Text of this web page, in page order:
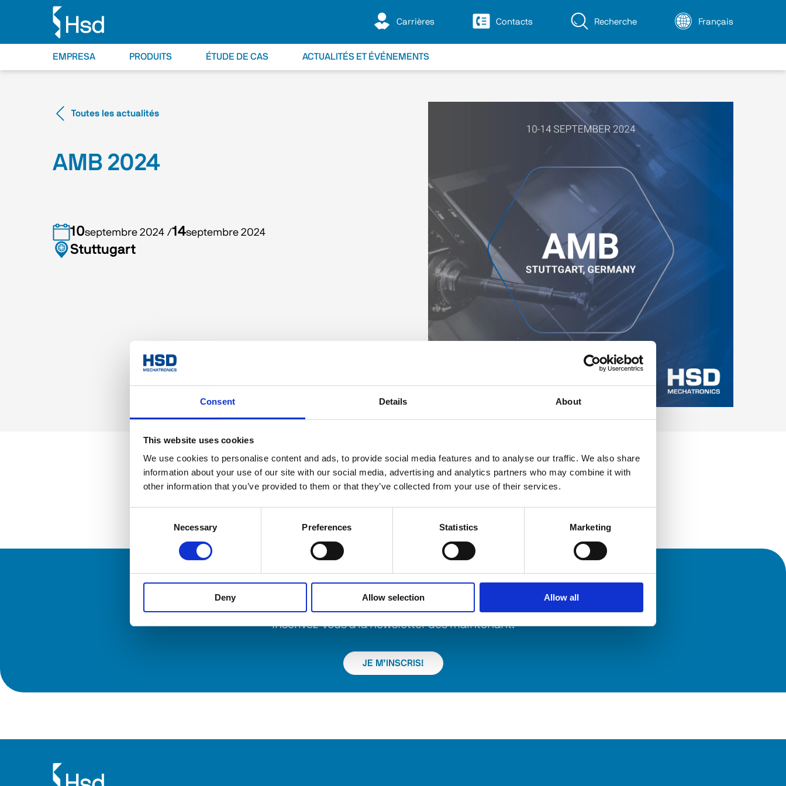
Consent Details About
This website uses cookies
We use cookies to personalise content and ads, to provide social media features and to analyse our traffic. We also share
information about your use of our site with our social media, advertising and analytics partners who may combine it with
other information that you’ve provided to them or that they’ve collected from your use of their services.
Necessary Preferences Statistics Marketing
Deny Allow selection Allow all
Carrières Contacts Recherche Français
EMPRESA PRODUITS ÉTUDE DE CAS ACTUALITÉS ET ÉVÉNEMENTS
Toutes les actualités
AMB 2024
10septembre 2024 /14septembre 2024
Stuttugart
INSCRIVEZ-VOUS À LA LETTRE D’INFORMATION
Vous souhaitez être tenu au courant de l’actualité du monde HSD?
Inscrivez-vous à la newsletter dès maintenant.
JE M’INSCRIS!